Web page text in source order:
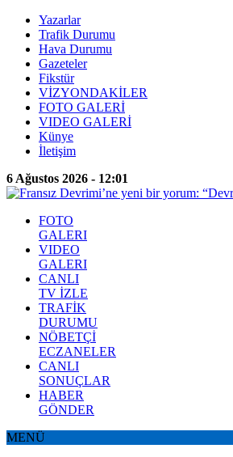
Yazarlar
Trafik Durumu
Hava Durumu
Gazeteler
Fikstür
VİZYONDAKİLER
FOTO GALERİ
VIDEO GALERİ
Künye
İletişim
6 Ağustos 2026 - 12:01
FOTO
GALERI
VIDEO
GALERI
CANLI
TV İZLE
TRAFİK
DURUMU
NÖBETÇİ
ECZANELER
CANLI
SONUÇLAR
HABER
GÖNDER
MENÜ